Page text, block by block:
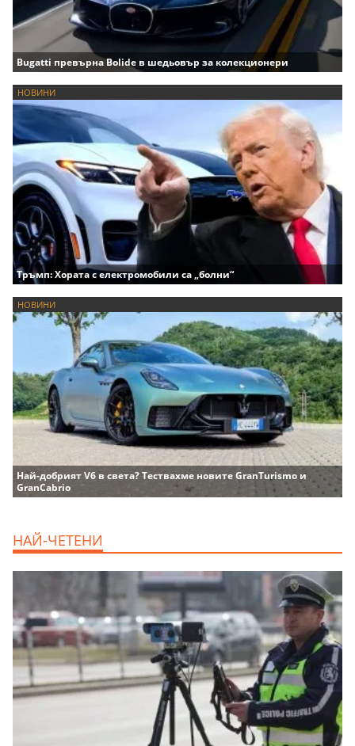
Bugatti превърна Bolide в шедьовър за колекционери
НОВИНИ
Тръмп: Хората с електромобили са „болни“
НОВИНИ
Най-добрият V6 в света? Тествахме новите GranTurismo и
GranCabrio
НАЙ-ЧЕТЕНИ